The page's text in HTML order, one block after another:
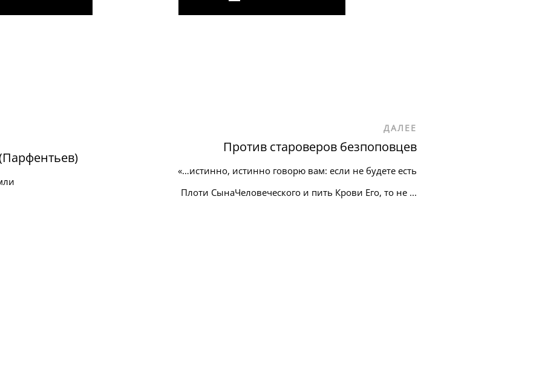
ДАЛЕЕ
Против староверов безпоповцев
«…истинно, истинно говорю вам: если не будете есть
Плоти СынаЧеловеческого и пить Крови Его, то не ...